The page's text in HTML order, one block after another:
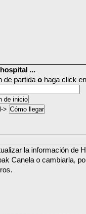
...
de partida o haga click
>
la información de
Canela o cambiarla,